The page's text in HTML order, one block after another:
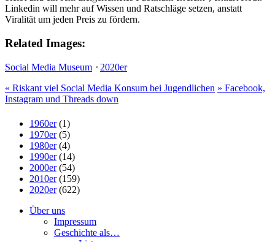
Linkedin will mehr auf Wissen und Ratschläge setzen, anstatt
Viralität um jeden Preis zu fördern.
Related Images:
Social Media Museum ⋅ 2020er
« Riskant viel Social Media Konsum bei Jugendlichen » Facebook,
Instagram und Threads down
1960er(1)
1970er(5)
1980er(4)
1990er(14)
2000er(54)
2010er(159)
2020er(622)
Über uns
Impressum
Geschichte als…